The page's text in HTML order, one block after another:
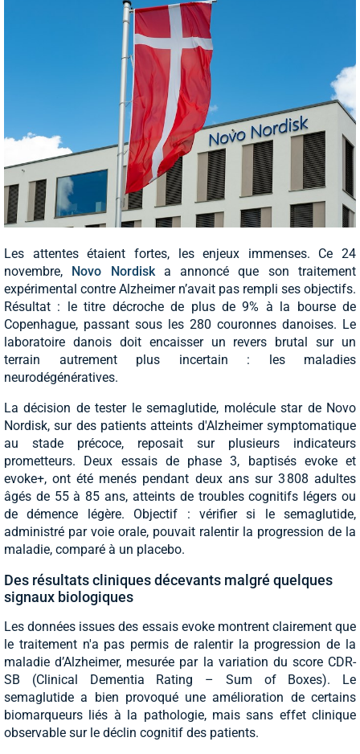
Les attentes étaient fortes, les enjeux immenses. Ce 24
novembre, Novo Nordisk a annoncé que son traitement
expérimental contre Alzheimer n’avait pas rempli ses objectifs.
Résultat : le titre décroche de plus de 9% à la bourse de
Copenhague, passant sous les 280 couronnes danoises. Le
laboratoire danois doit encaisser un revers brutal sur un
terrain autrement plus incertain : les maladies
neurodégénératives.
La décision de tester le semaglutide, molécule star de Novo
Nordisk, sur des patients atteints d'Alzheimer symptomatique
au stade précoce, reposait sur plusieurs indicateurs
prometteurs. Deux essais de phase 3, baptisés evoke et
evoke+, ont été menés pendant deux ans sur 3 808 adultes
âgés de 55 à 85 ans, atteints de troubles cognitifs légers ou
de démence légère. Objectif : vérifier si le semaglutide,
administré par voie orale, pouvait ralentir la progression de la
maladie, comparé à un placebo.
Des résultats cliniques décevants malgré quelques
signaux biologiques
Les données issues des essais evoke montrent clairement que
le traitement n'a pas permis de ralentir la progression de la
maladie d’Alzheimer, mesurée par la variation du score CDR-
SB (Clinical Dementia Rating – Sum of Boxes). Le
semaglutide a bien provoqué une amélioration de certains
biomarqueurs liés à la pathologie, mais sans effet clinique
observable sur le déclin cognitif des patients.